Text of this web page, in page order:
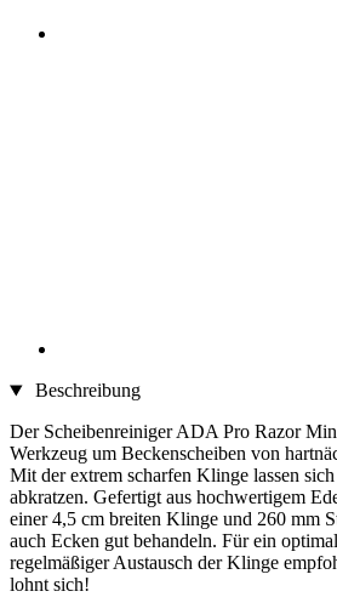
Beschreibung
Der Scheibenreiniger ADA Pro Razor
Werkzeug um Beckenscheiben von
Mit der extrem scharfen Klinge lassen
abkratzen. Gefertigt aus hochwertigem
einer 4,5 cm breiten Klinge und 260 mm
auch Ecken gut behandeln. Für ein
regelmäßiger Austausch der Klinge
lohnt sich!